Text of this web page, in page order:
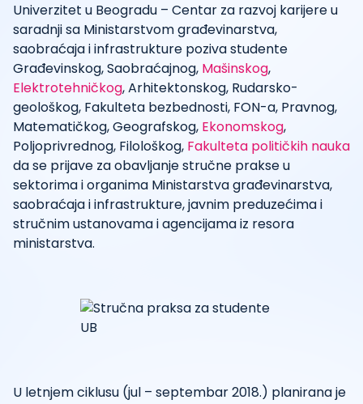
Univerzitet u Beogradu – Centar za razvoj karijere u
saradnji sa Ministarstvom građevinarstva,
saobraćaja i infrastrukture poziva studente
Građevinskog, Saobraćajnog, Mašinskog,
Elektrotehničkog, Arhitektonskog, Rudarsko-
geološkog, Fakulteta bezbednosti, FON-a, Pravnog,
Matematičkog, Geografskog, Ekonomskog,
Poljoprivrednog, Filološkog, Fakulteta političkih nauka
da se prijave za obavljanje stručne prakse u
sektorima i organima Ministarstva građevinarstva,
saobraćaja i infrastrukture, javnim preduzećima i
stručnim ustanovama i agencijama iz resora
ministarstva.
U letnjem ciklusu (jul – septembar 2018.) planirana je